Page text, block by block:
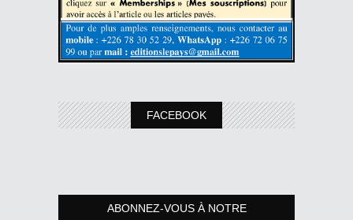
FACEBOOK
ABONNEZ-VOUS À NOTRE